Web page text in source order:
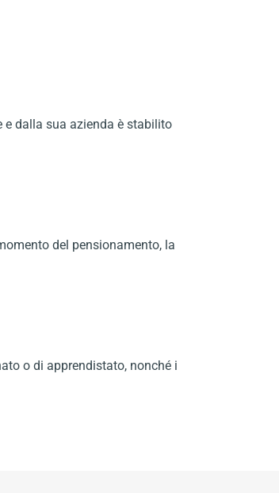
dalla sua azienda è stabilito
del pensionamento, la
o di apprendistato, nonché i